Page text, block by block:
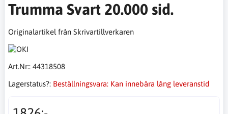
Trumma Svart 20.000 sid.
Originalartikel från Skrivartillverkaren
Art.Nr:: 44318508
Lagerstatus?: Beställningsvara: Kan innebära lång leveranstid